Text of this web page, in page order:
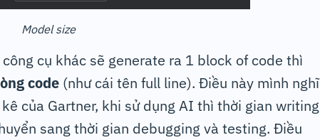
Model size
cụ khác sẽ generate ra 1 block of code thì
code (như cái tên full line). Điều này mình nghĩ
của Gartner, khi sử dụng AI thì thời gian writing
sang thời gian debugging và testing. Điều